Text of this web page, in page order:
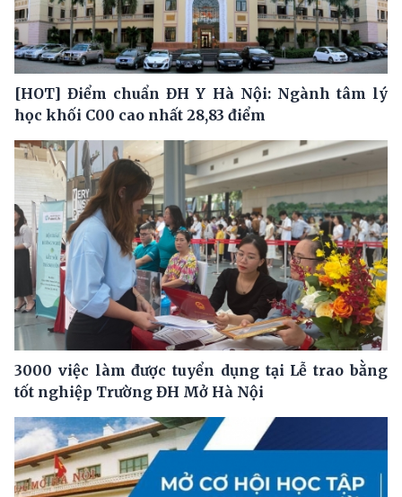
[HOT] Điểm chuẩn ĐH Y Hà Nội: Ngành tâm lý
học khối C00 cao nhất 28,83 điểm
3000 việc làm được tuyển dụng tại Lễ trao bằng
tốt nghiệp Trường ĐH Mở Hà Nội